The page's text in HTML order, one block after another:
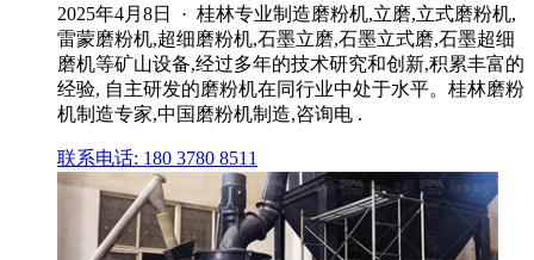
2025年4月8日 · 桂林专业制造磨粉机,立磨,立式磨粉机,
雷蒙磨粉机,超细磨粉机,石墨立磨,石墨立式磨,石墨超细
磨机等矿山设备,经过多年的技术研究和创新,积累丰富的
经验, 自主研发的磨粉机在同行业中处于水平。桂林磨粉
机制造专家,中国磨粉机制造,咨询电 .
联系电话: 180 3780 8511